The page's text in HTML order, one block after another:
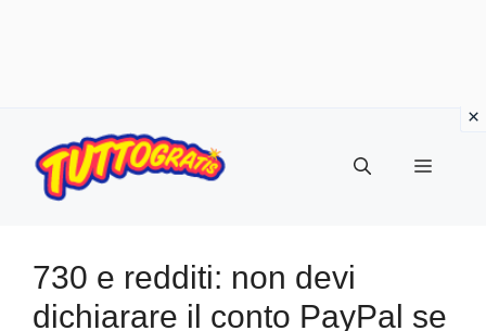
contenuto
Menu
730 e redditi: non devi
dichiarare il conto PayPal se